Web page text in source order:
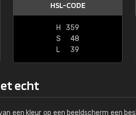
HSL-CODE
H
359
S
48
L
39
echt
een kleur op een beeldscherm een